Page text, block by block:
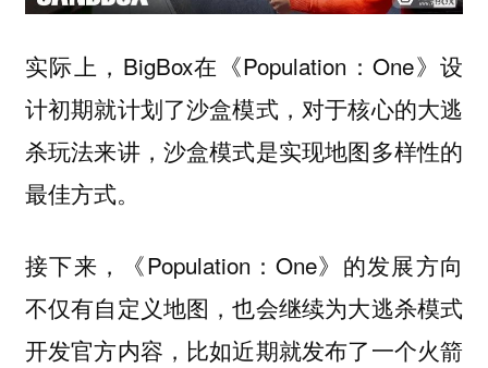
实际上，BigBox在《Population：One》设
计初期就计划了沙盒模式，对于核心的大逃
杀玩法来讲，沙盒模式是实现地图多样性的
最佳方式。
接下来，《Population：One》的发展方向
不仅有自定义地图，也会继续为大逃杀模式
开发官方内容，比如近期就发布了一个火箭